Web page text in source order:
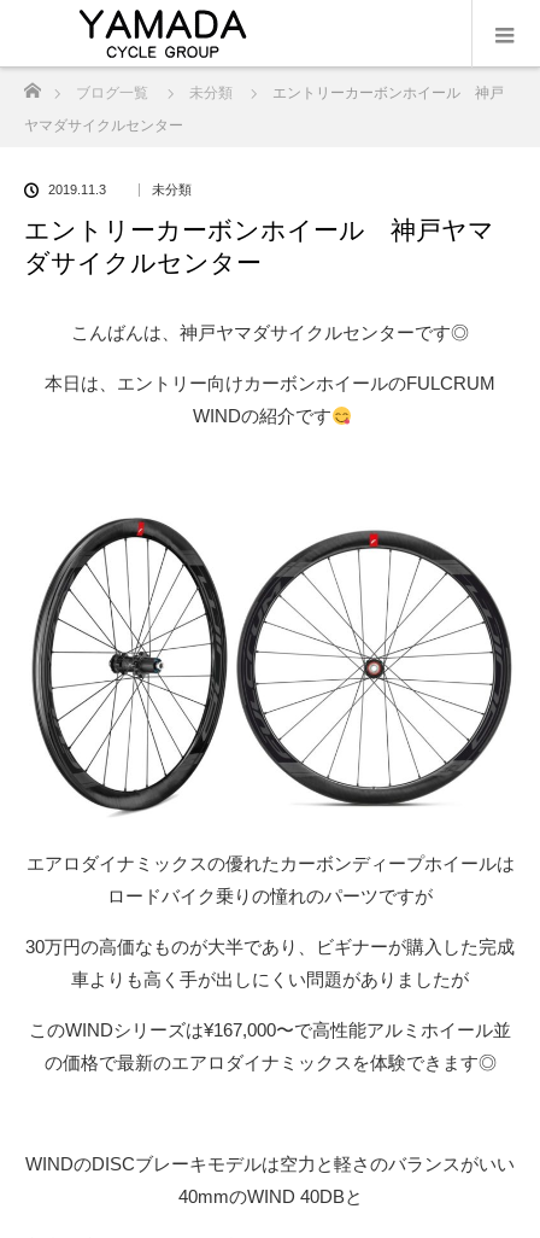
ブログ一覧 未分類
エントリーカーボンホイール 神戸
ヤマダサイクルセンター
2019.11.3 未分類
エントリーカーボンホイール 神戸ヤマ
ダサイクルセンター
こんばんは、神戸ヤマダサイクルセンターです◎
本日は、エントリー向けカーボンホイールのFULCRUM
WINDの紹介です
エアロダイナミックスの優れたカーボンディープホイールは
ロードバイク乗りの憧れのパーツですが
30万円の高価なものが大半であり、ビギナーが購入した完成
車よりも高く手が出しにくい問題がありましたが
このWINDシリーズは¥167,000〜で高性能アルミホイール並
の価格で最新のエアロダイナミックスを体験できます◎
WINDのDISCブレーキモデルは空力と軽さのバランスがいい
40mmのWIND 40DBと